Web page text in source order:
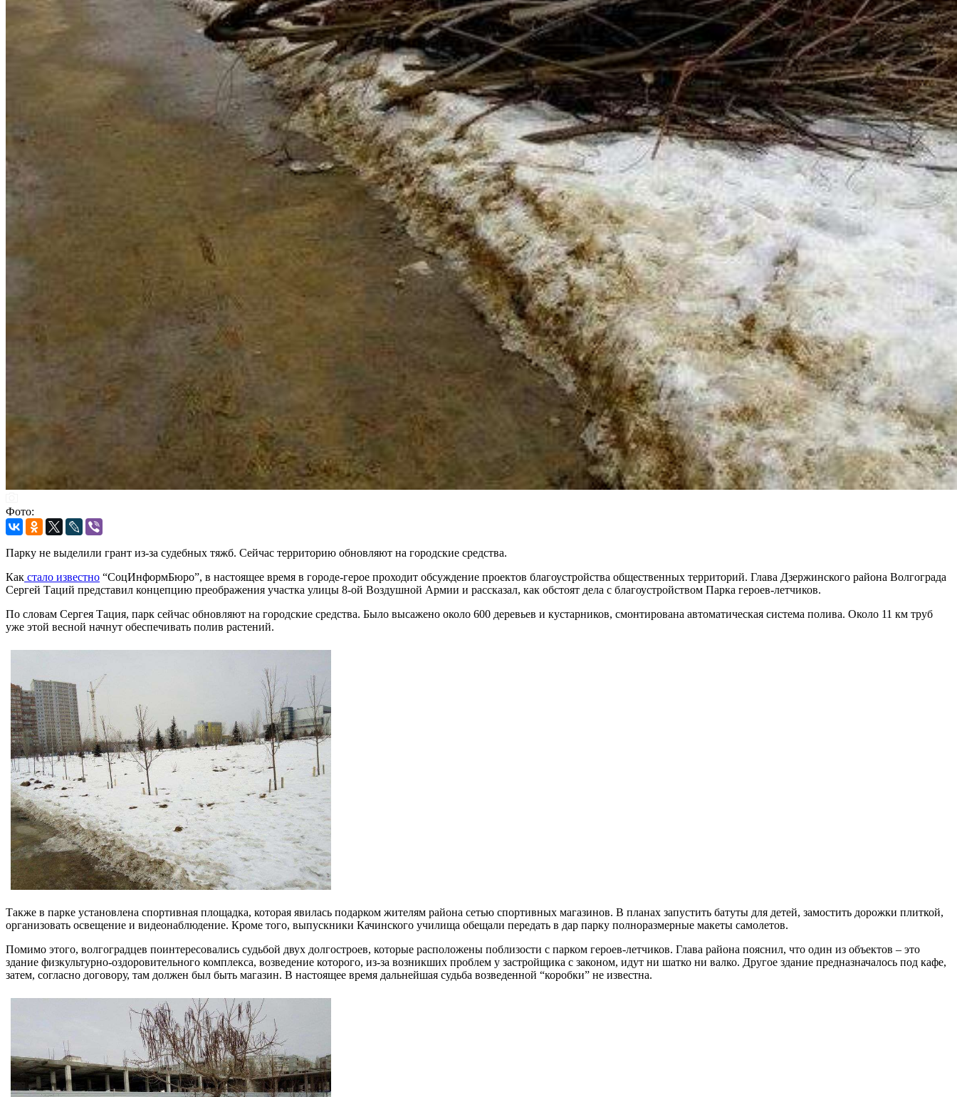
Фото:
Парку не выделили грант из-за судебных тяжб. Сейчас территорию обновляют на городские средства.
Как стало известно “СоцИнформБюро”, в настоящее время в городе-герое проходит обсуждение проектов благоустройства общественных территорий. Глава Дзержинского района Волгограда
Сергей Таций представил концепцию преображения участка улицы 8-ой Воздушной Армии и рассказал, как обстоят дела с благоустройством Парка героев-летчиков.
По словам Сергея Тация, парк сейчас обновляют на городские средства. Было высажено около 600 деревьев и кустарников, смонтирована автоматическая система полива. Около 11 км труб
уже этой весной начнут обеспечивать полив растений.
Также в парке установлена спортивная площадка, которая явилась подарком жителям района сетью спортивных магазинов. В планах запустить батуты для детей, замостить дорожки плиткой,
организовать освещение и видеонаблюдение. Кроме того, выпускники Качинского училища обещали передать в дар парку полноразмерные макеты самолетов.
Помимо этого, волгоградцев поинтересовались судьбой двух долгостроев, которые расположены поблизости с парком героев-летчиков. Глава района пояснил, что один из объектов – это
здание физкультурно-оздоровительного комплекса, возведение которого, из-за возникших проблем у застройщика с законом, идут ни шатко ни валко. Другое здание предназначалось под кафе,
затем, согласно договору, там должен был быть магазин. В настоящее время дальнейшая судьба возведенной “коробки” не известна.